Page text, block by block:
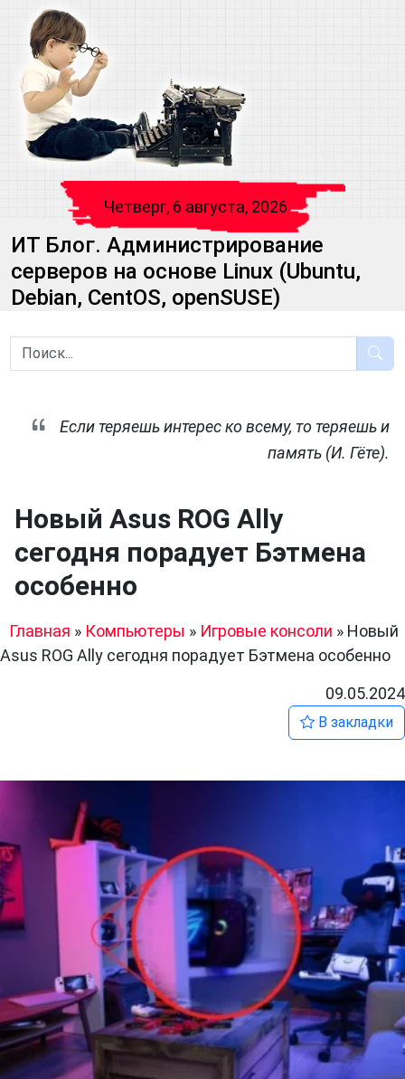
Четверг, 6 августа, 2026
ИТ Блог. Администрирование
серверов на основе Linux (Ubuntu,
Debian, CentOS, openSUSE)
Если теряешь интерес ко всему, то теряешь и
память (И. Гёте).
Новый Asus ROG Ally
сегодня порадует Бэтмена
особенно
Главная » Компьютеры » Игровые консоли » Новый
Asus ROG Ally сегодня порадует Бэтмена особенно
09.05.2024
В закладки